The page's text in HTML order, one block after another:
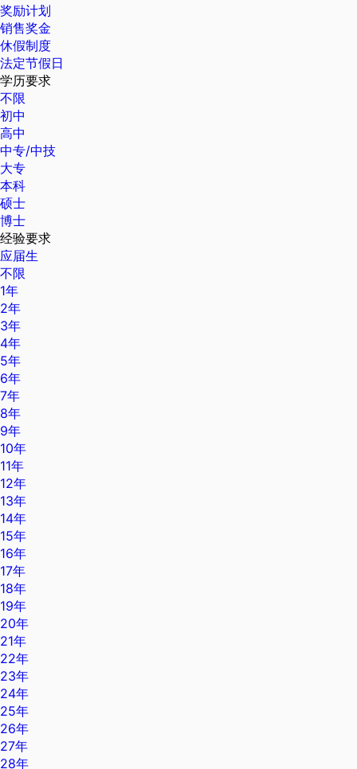
奖励计划
销售奖金
休假制度
法定节假日
学历要求
不限
初中
高中
中专/中技
大专
本科
硕士
博士
经验要求
应届生
不限
1年
2年
3年
4年
5年
6年
7年
8年
9年
10年
11年
12年
13年
14年
15年
16年
17年
18年
19年
20年
21年
22年
23年
24年
25年
26年
27年
28年